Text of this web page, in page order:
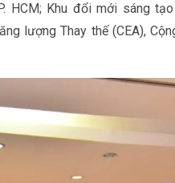
HCM; Khu đổi mới sáng
lượng Thay thế (CEA),